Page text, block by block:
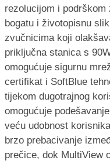
rezolucijom i podrškom
bogatu i životopisnu
zvučnicima koji
priključna stanica s
omogućuje sigurnu
certifikat i SoftBlue
tijekom dugotrajnog
omogućuje
veću udobnost
brzo prebacivanje
prečice, dok MultiView